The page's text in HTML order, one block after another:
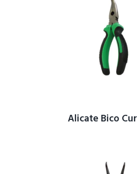
Alicate Bico